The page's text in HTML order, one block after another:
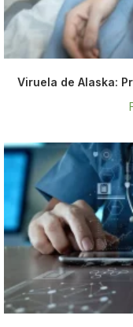
Viruela de Alaska: